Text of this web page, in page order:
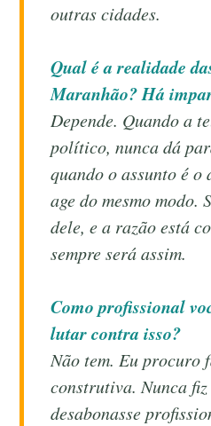
outras cidades.
Qual é a realidade
Maranhão? Há
Depende. Quando a
político, nunca dá
quando o assunto é
age do mesmo modo.
dele, e a razão está
sempre será assim.
Como profissional
lutar contra isso?
Não tem. Eu procuro
construtiva. Nunca fiz
desabonasse